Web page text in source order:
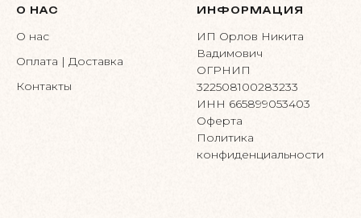
О НАС
О нас
Оплата | Доставка
Контакты
ИНФОРМАЦИЯ
ИП Орлов Никита
Вадимович
ОГРНИП
322508100283233
ИНН 665899053403
Оферта
Политика
конфиденциальности